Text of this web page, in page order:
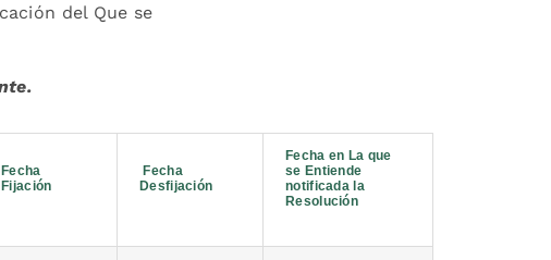
del Que se
Fecha
Fijación
Fecha
Desfijación
Fecha en La que
se Entiende
notificada la
Resolución